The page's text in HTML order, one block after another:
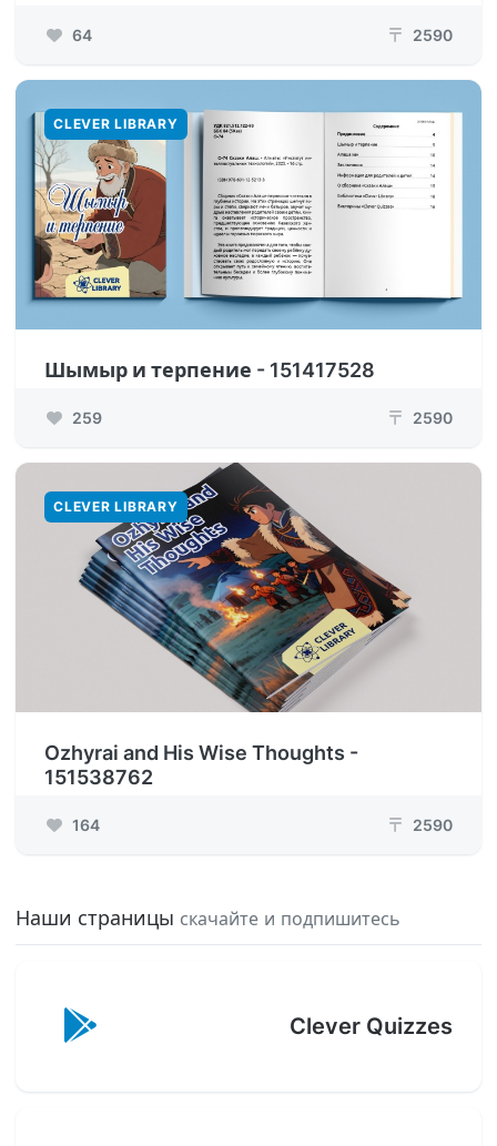
64 ₸ 2590
CLEVER LIBRARY
Шымыр и терпение - 151417528
259 ₸ 2590
CLEVER LIBRARY
Ozhyrai and His Wise Thoughts -
151538762
164 ₸ 2590
Наши страницы скачайте и подпишитесь
Clever Quizzes